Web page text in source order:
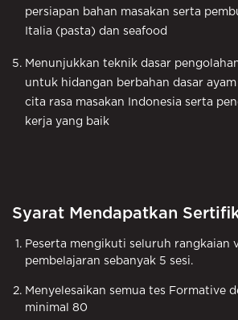
persiapan bahan masakan serta
Italia (pasta) dan seafood
Menunjukkan teknik dasar
untuk hidangan berbahan dasar
cita rasa masakan Indonesia serta
kerja yang baik
Syarat Mendapatkan
Peserta mengikuti seluruh rangkaian
pembelajaran sebanyak 5 sesi.
Menyelesaikan semua tes Formative
minimal 80